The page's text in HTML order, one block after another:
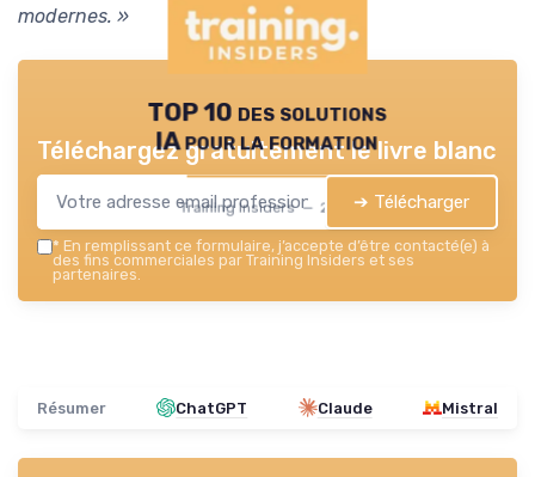
modernes. »
TOP 10 des solutions
IA pour la formation
Training Insiders — 2026
Téléchargez gratuitement le livre blanc
➔ Télécharger
* En remplissant ce formulaire, j’accepte d’être contacté(e) à
des fins commerciales par Training Insiders et ses
partenaires.
Résumer ChatGPT Claude Mistral